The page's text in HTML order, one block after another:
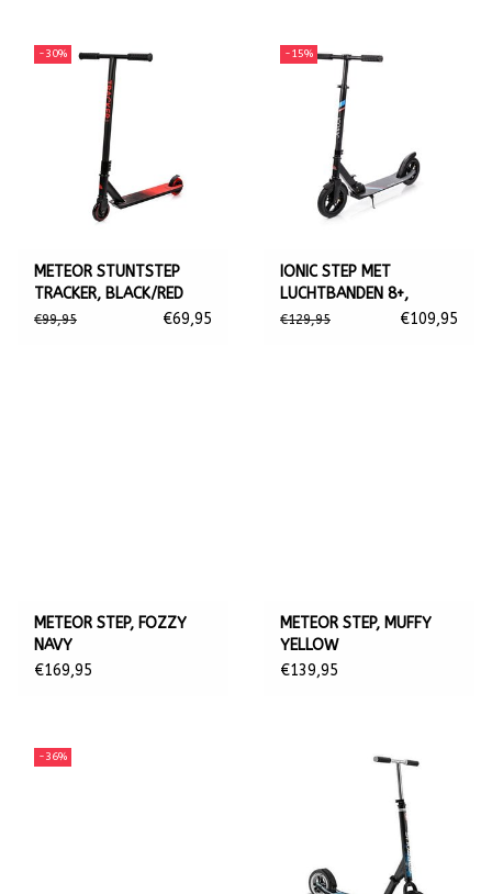
-30%
METEOR STUNTSTEP
TRACKER, BLACK/RED
€99,95 €69,95
-15%
IONIC STEP MET
LUCHTBANDEN 8+,
ZWART
€129,95 €109,95
METEOR STEP, FOZZY
NAVY
€169,95
METEOR STEP, MUFFY
YELLOW
€139,95
-36%